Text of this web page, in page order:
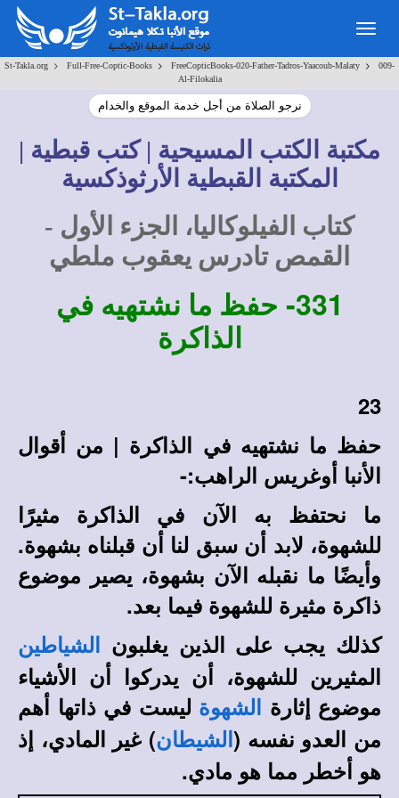
St-Takla.org > Full-Free-Coptic-Books > FreeCopticBooks-020-Father-Tadros-Yaacoub-Malaty >
009-
Al-Filokalia
نرجو الصلاة من أجل خدمة الموقع والخدام
مكتبة الكتب المسيحية | كتب قبطية |
المكتبة القبطية الأرثوذكسية
كتاب الفيلوكاليا، الجزء الأول -
القمص تادرس يعقوب ملطي
331-
حفظ ما نشتهيه في
الذاكرة
23
حفظ ما نشتهيه في الذاكرة | من أقوال
الأنبا أوغريس الراهب:-
ما نحتفظ به الآن في الذاكرة مثيرًا
للشهوة، لابد أن سبق لنا أن قبلناه بشهوة.
وأيضًا ما نقبله الآن بشهوة، يصير موضوع
ذاكرة مثيرة للشهوة فيما بعد.
كذلك يجب على الذين يغلبون
الشياطين
المثيرين للشهوة، أن يدركوا أن الأشياء
موضوع إثارة
الشهوة ليست في ذاتها أهم
من العدو نفسه ( الشيطان) غير المادي، إذ
هو أخطر مما هو مادي.